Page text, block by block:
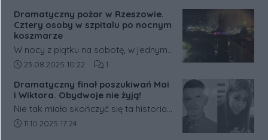
Rzeszowie. Ludzie nie mogą wydostać
się z klatki.
Dramatyczny pożar w Rzeszowie.
Cztery osoby w szpitalu po nocnym
koszmarze
W nocy z piątku na sobotę, w jednym
z bloków mieszkalnych przy ulicy
wybuchł groźny pożar. Walka z
żywiołem trwała blisko trzy godziny, a
w jej wyniku cztery osoby trafiły do
szpitala.
Data dodania artykułu:
23.08.2025 10:22 Liczba komentarzy artykułu:
1
Dramatyczny finał poszukiwań Mai
i Wiktora. Obydwoje nie żyją!
Nie tak miała skończyć się ta historia.
Tysiące internautów, a w terenie
Data dodania artykułu:
11.10.2025 17:24